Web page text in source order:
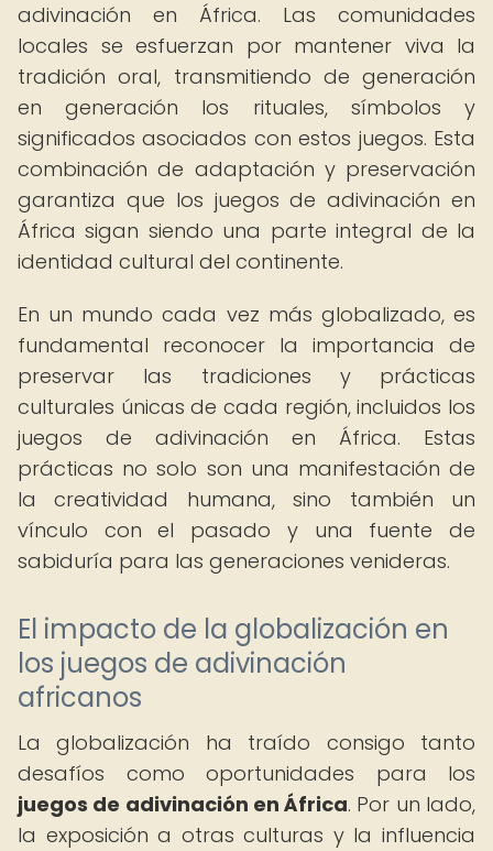
adivinación en África. Las comunidades
locales se esfuerzan por mantener viva la
tradición oral, transmitiendo de generación
en generación los rituales, símbolos y
significados asociados con estos juegos. Esta
combinación de adaptación y preservación
garantiza que los juegos de adivinación en
África sigan siendo una parte integral de la
identidad cultural del continente.
En un mundo cada vez más globalizado, es
fundamental reconocer la importancia de
preservar las tradiciones y prácticas
culturales únicas de cada región, incluidos los
juegos de adivinación en África. Estas
prácticas no solo son una manifestación de
la creatividad humana, sino también un
vínculo con el pasado y una fuente de
sabiduría para las generaciones venideras.
El impacto de la globalización en
los juegos de adivinación
africanos
La globalización ha traído consigo tanto
desafíos como oportunidades para los
juegos de adivinación en África. Por un lado,
la exposición a otras culturas y la influencia